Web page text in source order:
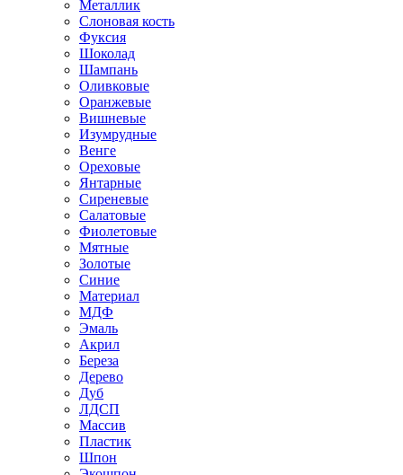
Металлик
Слоновая кость
Фуксия
Шоколад
Шампань
Оливковые
Оранжевые
Вишневые
Изумрудные
Венге
Ореховые
Янтарные
Сиреневые
Салатовые
Фиолетовые
Мятные
Золотые
Синие
Материал
МДФ
Эмаль
Акрил
Береза
Дерево
Дуб
ЛДСП
Массив
Пластик
Шпон